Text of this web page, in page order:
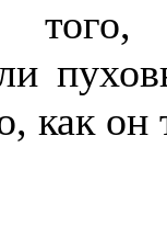
как он